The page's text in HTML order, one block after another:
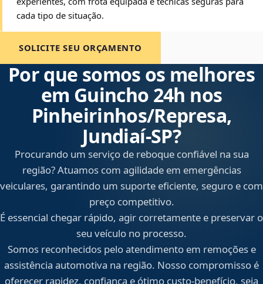
cada tipo de situação.
SOLICITE SEU ORÇAMENTO
Por que somos os melhores
em Guincho 24h nos
Pinheirinhos/Represa,
Jundiaí‑SP?
Procurando um serviço de reboque confiável na sua
região? Atuamos com agilidade em emergências
veiculares, garantindo um suporte eficiente, seguro e com
preço competitivo.
É essencial chegar rápido, agir corretamente e preservar o
seu veículo no processo.
Somos reconhecidos pelo atendimento em remoções e
assistência automotiva na região. Nosso compromisso é
oferecer rapidez, confiança e ótimo custo-benefício, seja